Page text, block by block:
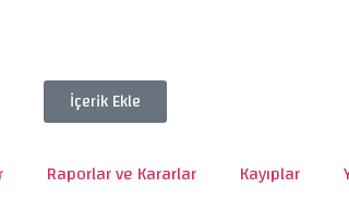
İçerik Ekle
Raporlar ve Kararlar Kayıplar